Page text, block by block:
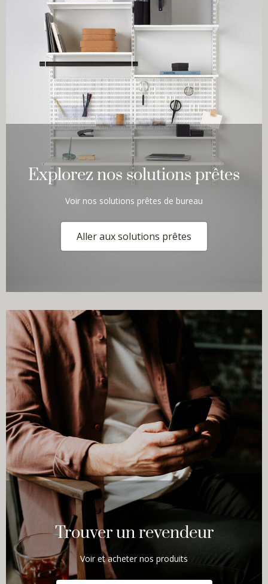
Explorez nos solutions prêtes
Voir nos solutions prêtes de bureau
Aller aux solutions prêtes
Trouver un revendeur
Voir et acheter nos produits